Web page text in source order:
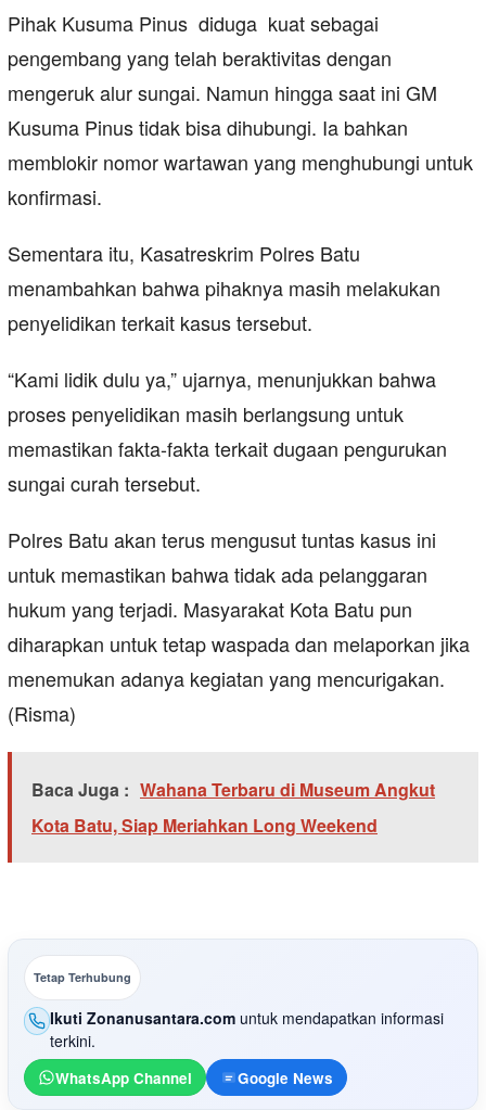
Pihak Kusuma Pinus diduga kuat sebagai
pengembang yang telah beraktivitas dengan
mengeruk alur sungai. Namun hingga saat ini GM
Kusuma Pinus tidak bisa dihubungi. Ia bahkan
memblokir nomor wartawan yang menghubungi untuk
konfirmasi.
Sementara itu, Kasatreskrim Polres Batu
menambahkan bahwa pihaknya masih melakukan
penyelidikan terkait kasus tersebut.
“Kami lidik dulu ya,” ujarnya, menunjukkan bahwa
proses penyelidikan masih berlangsung untuk
memastikan fakta-fakta terkait dugaan pengurukan
sungai curah tersebut.
Polres Batu akan terus mengusut tuntas kasus ini
untuk memastikan bahwa tidak ada pelanggaran
hukum yang terjadi. Masyarakat Kota Batu pun
diharapkan untuk tetap waspada dan melaporkan jika
menemukan adanya kegiatan yang mencurigakan.
(Risma)
Baca Juga : Wahana Terbaru di Museum Angkut
Kota Batu, Siap Meriahkan Long Weekend
Tetap Terhubung
Ikuti Zonanusantara.com untuk mendapatkan informasi
terkini.
WhatsApp Channel Google News